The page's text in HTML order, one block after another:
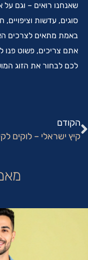
שאנחנו רואים – וגם
סוגים, עדשות וציפויים,
באמת מתאים לצרכים
אתם צריכים, פשוט פנו
לכם לבחור את הזוג
הקודם